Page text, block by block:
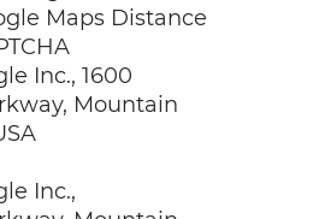
Maps Distance
Inc., 1600
Mountain
Inc.,